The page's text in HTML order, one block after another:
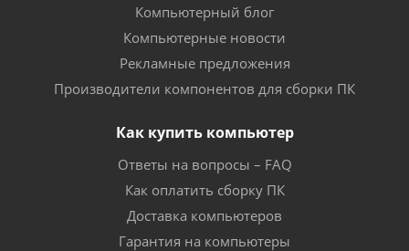
Компьютерный блог
Компьютерные новости
Рекламные предложения
Производители компонентов для сборки ПК
Как купить компьютер
Ответы на вопросы – FAQ
Как оплатить сборку ПК
Доставка компьютеров
Гарантия на компьютеры